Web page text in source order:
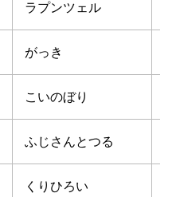
ラプンツェル
がっき
こいのぼり
ふじさんとつる
くりひろい